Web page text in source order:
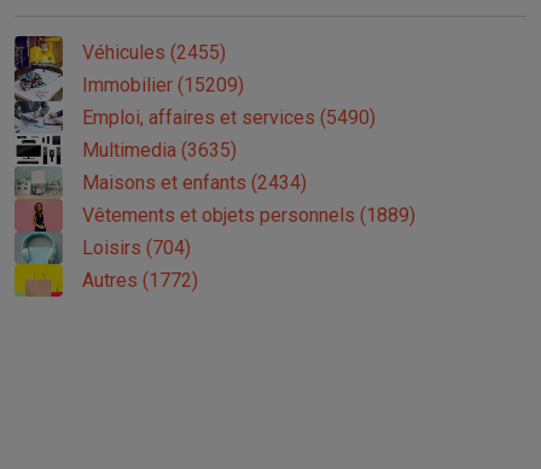
Véhicules (2455)
Immobilier (15209)
Emploi, affaires et services (5490)
Multimedia (3635)
Maisons et enfants (2434)
Vêtements et objets personnels (1889)
Loisirs (704)
Autres (1772)